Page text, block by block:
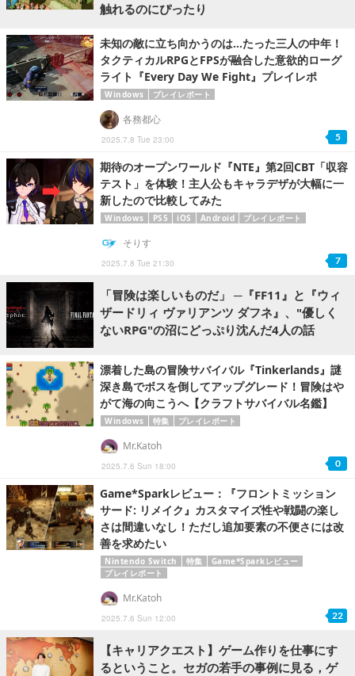
触れるのにぴったり
未知の敵に立ち向かうのは…たった三人の中年！
タクティカルRPGとFPSが融合した意欲的ローグ
ライト『Every Day We Fight』プレイレポ
Windows プレイレポート
2025.7.8 Tue 23:00
各務都心
5
期待のオープンワールド『NTE』第2回CBT「収容
テスト」を体験！主人公もキャラデザが大幅に一
新したので比較してみた
Windows PS5 iOS Android プレイレポート
2025.7.8 Tue 21:30
そりす
7
「冒険は楽しいものだ」 ─『FF11』と『ウィ
ザードリィ ヴァリアンツ ダフネ』、"優しく
ないRPG"の沼にどっぷり沈んだ4人の話
漂着した島の冒険サバイバル『Tinkerlands』謎
深き島でボスを倒してアップグレード！冒険はや
がて海の向こうへ【クラフトサバイバル名鑑】
Windows 特集 プレイレポート
2025.7.6 Sun 18:00
Mr.Katoh
0
Game*Sparkレビュー：『フロントミッション
サード: リメイク』カスタマイズ性や戦闘の楽し
さは間違いなし！ただし追加要素の不便さには改
善を求めたい
Nintendo Switch 特集
Game*Sparkレビュー
プレイレポート
2025.7.6 Sun 12:00
Mr.Katoh
22
【キャリアクエスト】ゲーム作りを仕事にす
るということ。セガの若手の事例に見る，ゲ